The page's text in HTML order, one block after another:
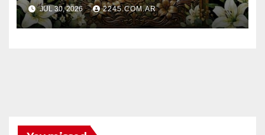
JUL 30, 2026 2245.COM.AR